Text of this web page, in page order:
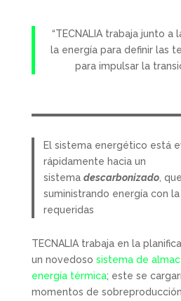
“TECNALIA trabaja junto
la energía para definir las
para impulsar la
El sistema energético está
rápidamente hacia un
sistemadescarbonizado ,
suministrando energía con
requeridas
TECNALIA trabaja en la
un novedoso sistema de
energía térmica; este se
momentos de